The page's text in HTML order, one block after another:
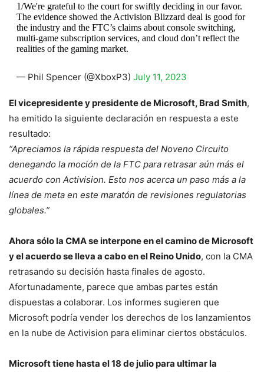
1/We're grateful to the court for swiftly deciding in our favor.
The evidence showed the Activision Blizzard deal is good for
the industry and the FTC’s claims about console switching,
multi-game subscription services, and cloud don’t reflect the
realities of the gaming market.
— Phil Spencer (@XboxP3) July 11, 2023
El vicepresidente y presidente de Microsoft, Brad Smith,
ha emitido la siguiente declaración en respuesta a este
resultado:
“Apreciamos la rápida respuesta del Noveno Circuito
denegando la moción de la FTC para retrasar aún más el
acuerdo con Activision. Esto nos acerca un paso más a la
línea de meta en este maratón de revisiones regulatorias
globales.”
Ahora sólo la CMA se interpone en el camino de Microsoft
y el acuerdo se lleva a cabo en el Reino Unido, con la CMA
retrasando su decisión hasta finales de agosto.
Afortunadamente, parece que ambas partes están
dispuestas a colaborar. Los informes sugieren que
Microsoft podría vender los derechos de los lanzamientos
en la nube de Activision para eliminar ciertos obstáculos.
Microsoft tiene hasta el 18 de julio para ultimar la